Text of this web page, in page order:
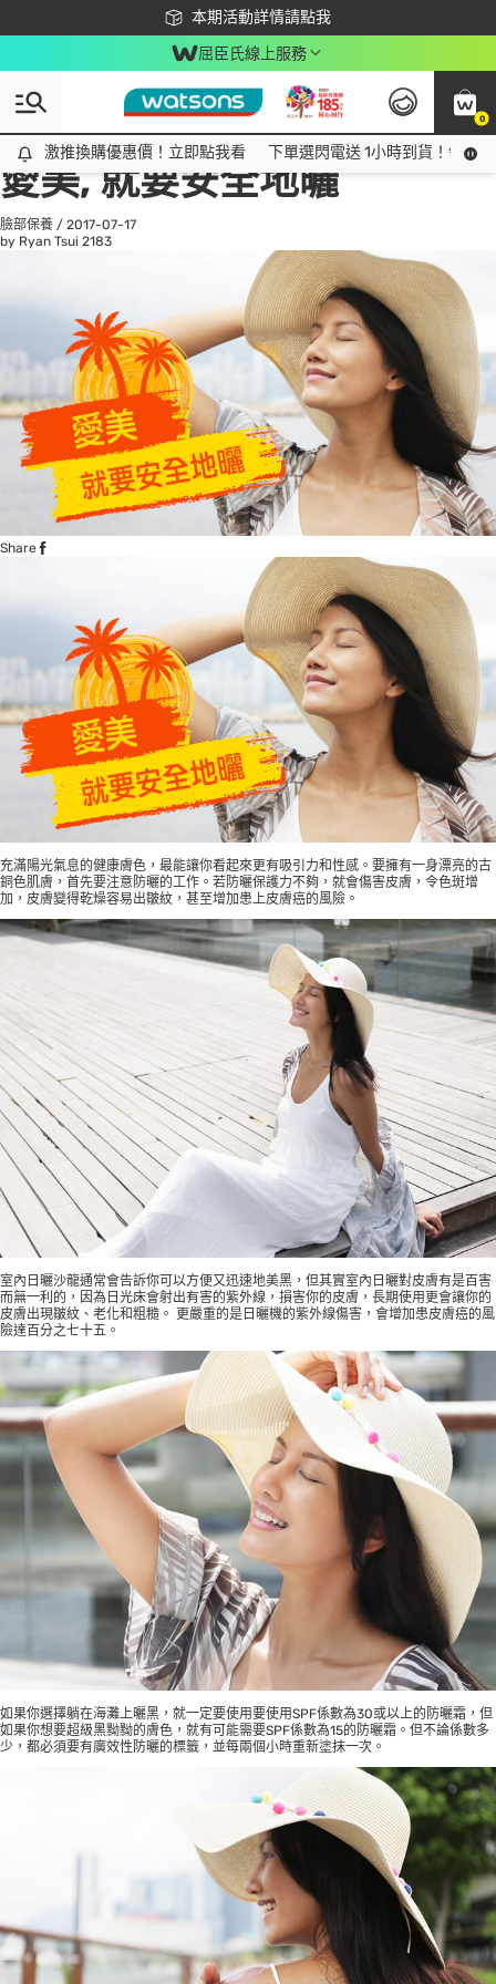
本期活動詳情請點我
下載app最高回饋$350
屈臣氏線上服務
0
激推換購優惠價！立即點我看
激推換購優惠價！立即點我看 下單選閃電送 1小時到貨！領神
All
話題趨勢
愛美, 就要安全地曬
臉部保養 / 2017-07-17
by Ryan Tsui 2183
Share
充滿陽光氣息的健康膚色，最能讓你看起來更有吸引力和性感。要擁有一身漂亮的古
銅色肌膚，首先要注意防曬的工作。若防曬保護力不夠，就會傷害皮膚，令色斑增
加，皮膚變得乾燥容易出皺紋，甚至增加患上皮膚癌的風險。
室內日曬沙龍通常會告訴你可以方便又迅速地美黑，但其實室內日曬對皮膚有是百害
而無一利的，因為日光床會射出有害的紫外線，損害你的皮膚，長期使用更會讓你的
皮膚出現皺紋、老化和粗糙。 更嚴重的是日曬機的紫外線傷害，會增加患皮膚癌的風
險達百分之七十五。
如果你選擇躺在海灘上曬黑，就一定要使用要使用SPF係數為30或以上的防曬霜，但
如果你想要超級黑黝黝的膚色，就有可能需要SPF係數為15的防曬霜。但不論係數多
少，都必須要有廣效性防曬的標籤，並每兩個小時重新塗抹一次。